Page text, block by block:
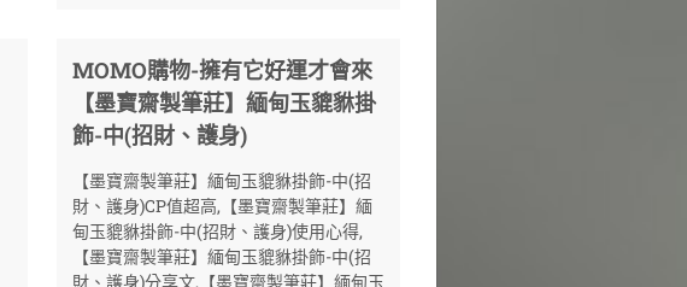
MOMO購物-擁有它好運才會來
【墨寶齋製筆莊】緬甸玉貔貅掛
飾-中(招財、護身)
【墨寶齋製筆莊】緬甸玉貔貅掛飾-中(招
財、護身)CP值超高,【墨寶齋製筆莊】緬
甸玉貔貅掛飾-中(招財、護身)使用心得,
【墨寶齋製筆莊】緬甸玉貔貅掛飾-中(招
財、護身)分享文,【墨寶齋製筆莊】緬甸玉